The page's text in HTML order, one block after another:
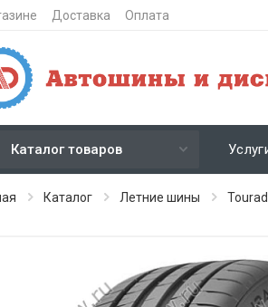
Доставка Оплата
шипованные шины
Каталог товаров
Каталог Летние шины